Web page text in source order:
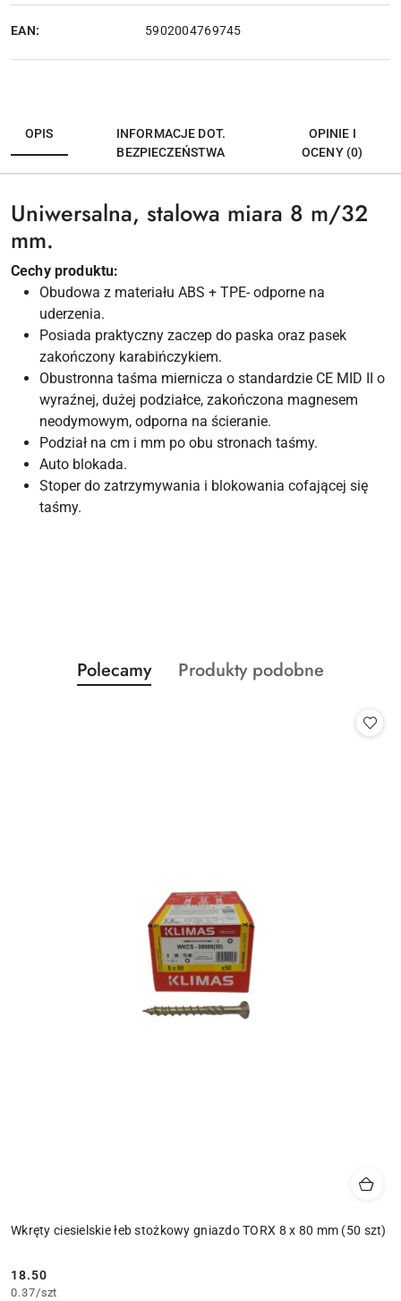
EAN: 5902004769745
OPIS
INFORMACJE DOT.
BEZPIECZEŃSTWA
OPINIE I
OCENY (0)
Uniwersalna, stalowa miara 8 m/32
mm.
Cechy produktu:
Obudowa z materiału ABS + TPE- odporne na
uderzenia.
Posiada praktyczny zaczep do paska oraz pasek
zakończony karabińczykiem.
Obustronna taśma miernicza o standardzie CE MID II o
wyraźnej, dużej podziałce, zakończona magnesem
neodymowym, odporna na ścieranie.
Podział na cm i mm po obu stronach taśmy.
Auto blokada.
Stoper do zatrzymywania i blokowania cofającej się
taśmy.
Pomiń karuzelę produktów
Produkty
o
Polecamy
Produkty
Produkty podobne
Wkręty ciesielskie łeb stożkowy gniazdo TORX 8 x 80 mm (50 szt)
Cena:
18.50
0.37/szt